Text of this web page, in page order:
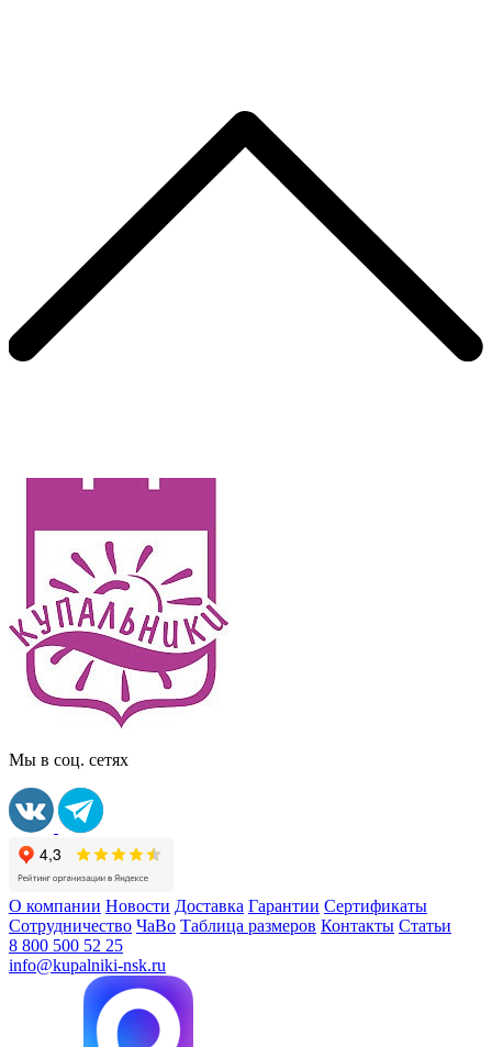
Мы в соц. сетях
О компании Новости Доставка Гарантии Сертификаты
Сотрудничество ЧаВо Таблица размеров Контакты Статьи
8 800 500 52 25
info@kupalniki-nsk.ru